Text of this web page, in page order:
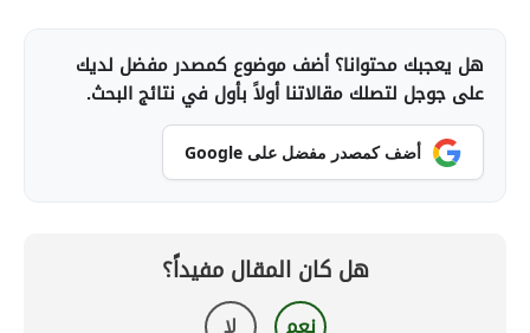
هل يعجبك محتوانا؟ أضف موضوع كمصدر مفضل لديك
على جوجل لتصلك مقالاتنا أولاً بأول في نتائج البحث.
أضف كمصدر مفضل على Google
هل كان المقال مفيداً؟